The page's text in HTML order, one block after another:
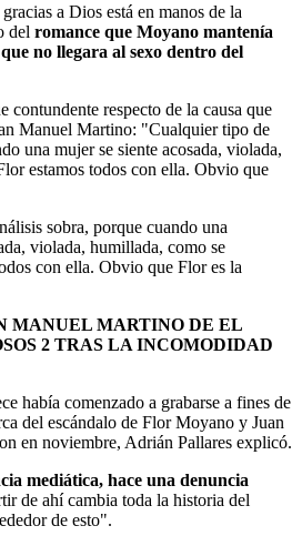
a Dios está en manos de la
del romance que Moyano mantenía
no llegara al sexo dentro del
respecto de la causa que
Manuel Martino: "Cualquier tipo de
una mujer se siente acosada, violada,
estamos todos con ella. Obvio que
sobra, porque cuando una
violada, humillada, como se
con ella. Obvio que Flor es la
MANUEL MARTINO DE EL
2 TRAS LA INCOMODIDAD
había comenzado a grabarse a fines de
del escándalo de Flor Moyano y Juan
en noviembre, Adrián Pallares explicó.
mediática, hace una denuncia
de ahí cambia toda la historia del
de esto".